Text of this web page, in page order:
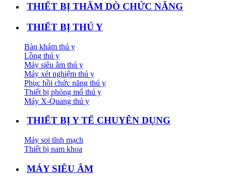
THIẾT BỊ THĂM DÒ CHỨC NĂNG
THIẾT BỊ THÚ Y
Bàn khám thú y
Lồng thú y
Máy siêu âm thú y
Máy xét nghiệm thú y
Phục hồi chức năng thú y
Thiết bị phòng mổ thú y
Máy X-Quang thú y
THIẾT BỊ Y TẾ CHUYÊN DỤNG
Máy soi tĩnh mạch
Thiết bị nam khoa
MÁY SIÊU ÂM